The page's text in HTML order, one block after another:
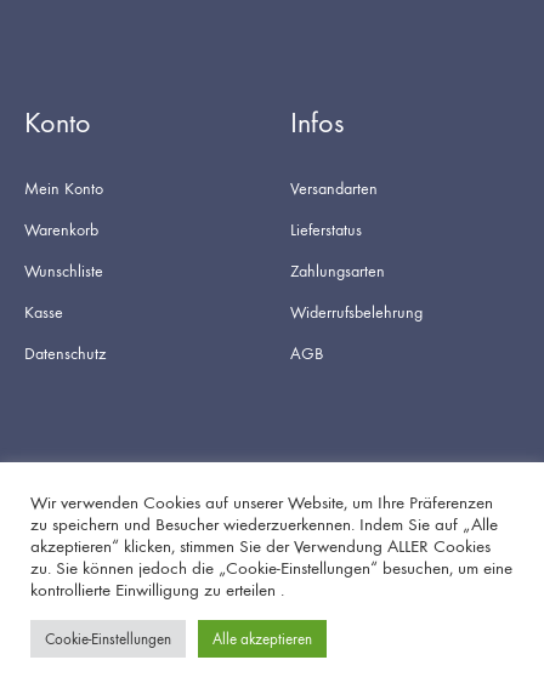
Konto
Mein Konto
Warenkorb
Wunschliste
Kasse
Datenschutz
Infos
Versandarten
Lieferstatus
Zahlungsarten
Widerrufsbelehrung
AGB
FacebookInstagram
Wir verwenden Cookies auf unserer Website, um Ihre Präferenzen
zu speichern und Besucher wiederzuerkennen. Indem Sie auf „Alle
akzeptieren“ klicken, stimmen Sie der Verwendung ALLER Cookies
zu. Sie können jedoch die „Cookie-Einstellungen“ besuchen, um eine
kontrollierte Einwilligung zu erteilen .
Cookie-Einstellungen Alle akzeptieren